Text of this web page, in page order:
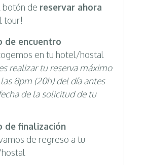
botón de reservar ahora
tour!
de encuentro
en tu hotel/hostal
realizar tu reserva máximo
8pm (20h) del día antes
de la solicitud de tu
de finalización
de regreso a tu